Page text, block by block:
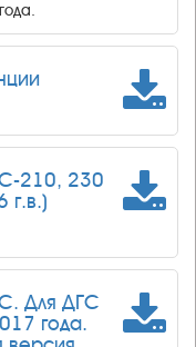
210, 230
г.в.)
Для ДГС
года.